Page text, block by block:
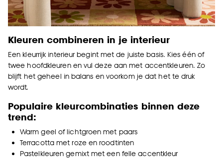
Kleuren combineren in je interieur
Een kleurrijk interieur begint met de juiste basis. Kies één of
twee hoofdkleuren en vul deze aan met accentkleuren. Zo
blijft het geheel in balans en voorkom je dat het te druk
wordt.
Populaire kleurcombinaties binnen deze
trend:
Warm geel of lichtgroen met paars
Terracotta met roze en roodtinten
Pastelkleuren gemixt met een felle accentkleur